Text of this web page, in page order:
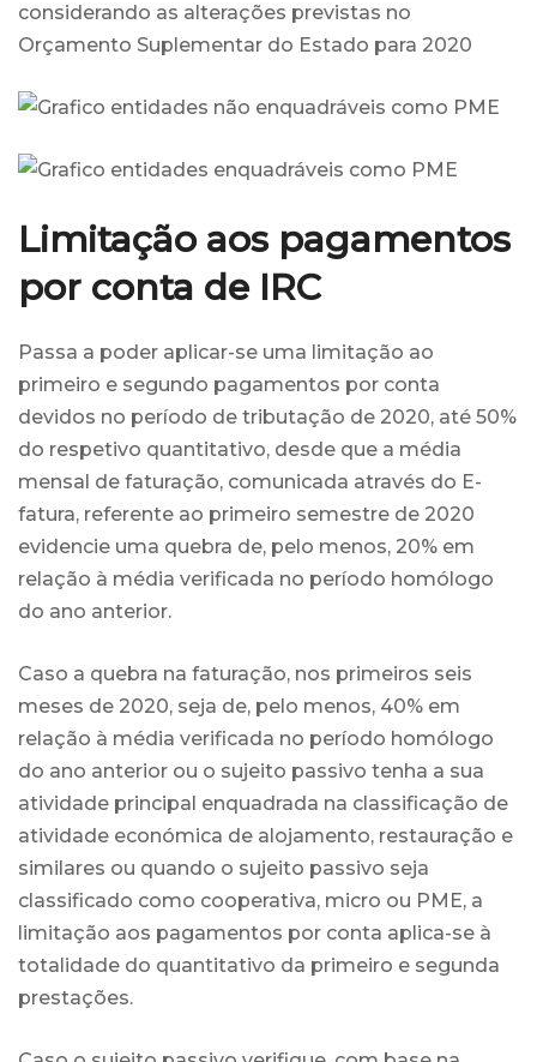
considerando as alterações previstas no
Orçamento Suplementar do Estado para 2020
Limitação aos pagamentos
por conta de IRC
Passa a poder aplicar-se uma limitação ao
primeiro e segundo pagamentos por conta
devidos no período de tributação de 2020, até 50%
do respetivo quantitativo, desde que a média
mensal de faturação, comunicada através do E-
fatura, referente ao primeiro semestre de 2020
evidencie uma quebra de, pelo menos, 20% em
relação à média verificada no período homólogo
do ano anterior.
Caso a quebra na faturação, nos primeiros seis
meses de 2020, seja de, pelo menos, 40% em
relação à média verificada no período homólogo
do ano anterior ou o sujeito passivo tenha a sua
atividade principal enquadrada na classificação de
atividade económica de alojamento, restauração e
similares ou quando o sujeito passivo seja
classificado como cooperativa, micro ou PME, a
limitação aos pagamentos por conta aplica-se à
totalidade do quantitativo da primeiro e segunda
prestações.